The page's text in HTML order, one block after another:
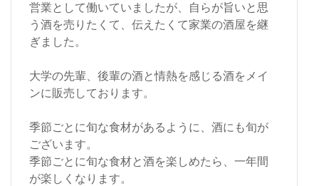
営業として働いていましたが、自らが旨いと思
う酒を売りたくて、伝えたくて家業の酒屋を継
ぎました。
大学の先輩、後輩の酒と情熱を感じる酒をメイ
ンに販売しております。
季節ごとに旬な食材があるように、酒にも旬が
ございます。
季節ごとに旬な食材と酒を楽しめたら、一年間
が楽しくなります。